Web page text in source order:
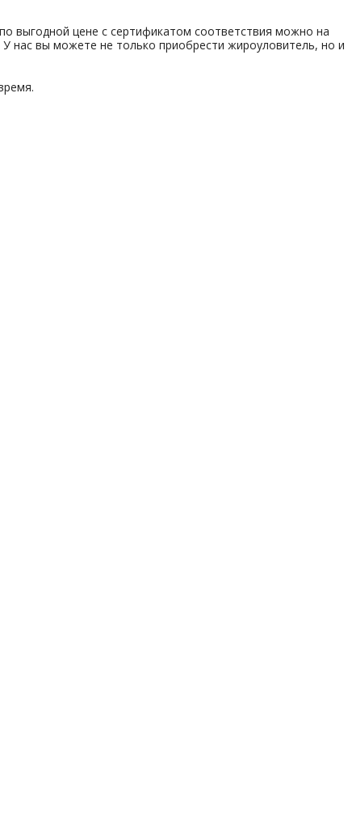
выгодной цене с сертификатом соответствия можно на
нас вы можете не только приобрести жироуловитель, но и